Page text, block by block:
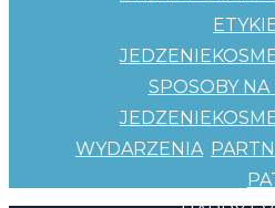
JEDZENIE
SPOSOBY
JEDZENIE
WYDARZENIA